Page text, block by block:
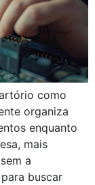
como
organiza
enquanto
mais
a
buscar